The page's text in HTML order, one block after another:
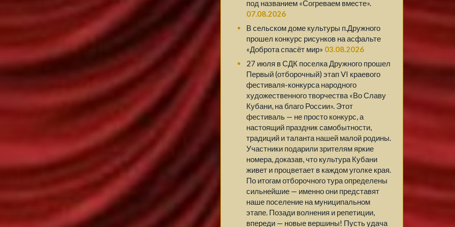
под названием «Согреваем вместе».
07.08.2026
В сельском доме культуры п.Дружного
прошел конкурс рисунков на асфальте
«Доброта спасёт мир» 03.08.2026
27 июля в СДК поселка Дружного прошел
Первый (отборочный) этап VI краевого
фестиваля-конкурса народного
художественного творчества «Во Славу
Кубани, на благо России». Этот
фестиваль — не просто конкурс, а
настоящий праздник самобытности,
традиций и таланта нашей малой родины.
Участники подарили зрителям яркие
номера, доказав, что культура Кубани
живет и процветает в каждом уголке края.
По итогам отборочного тура определены
сильнейшие — именно они представят
наше поселение на муниципальном
этапе. Позади волнения и репетиции,
впереди — новые вершины! Пусть удача